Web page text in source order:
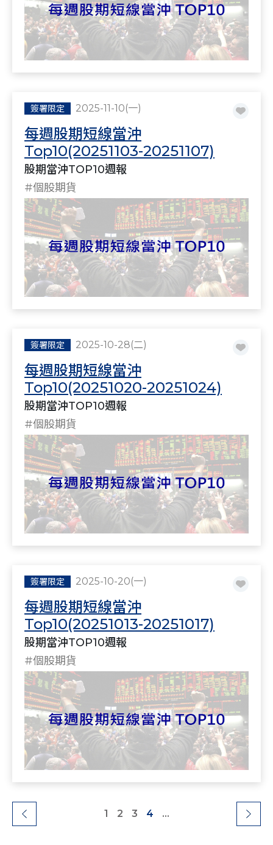
簽署限定 2025-11-10(一)
每週股期短線當沖
Top10(20251103-20251107)
股期當沖TOP10週報
#個股期貨
簽署限定 2025-10-28(二)
每週股期短線當沖
Top10(20251020-20251024)
股期當沖TOP10週報
#個股期貨
簽署限定 2025-10-20(一)
每週股期短線當沖
Top10(20251013-20251017)
股期當沖TOP10週報
#個股期貨
1 2 3 4 ...